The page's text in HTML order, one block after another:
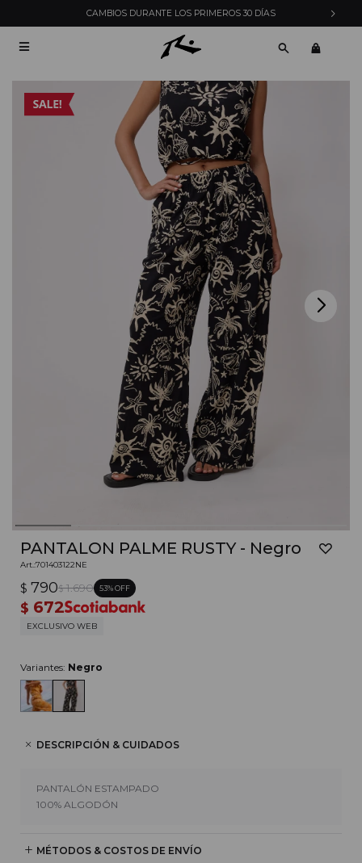
CAMBIOS DURANTE LOS PRIMEROS 30 DÍAS

PANTALON PALME RUSTY - Negro
701403122NE
$ 790$ 1.690 53
$ 672
EXCLUSIVO WEB
Variantes: Negro
DESCRIPCIÓN & CUIDADOS
PANTALÓN ESTAMPADO
100% ALGODÓN
MÉTODOS & COSTOS DE ENVÍO